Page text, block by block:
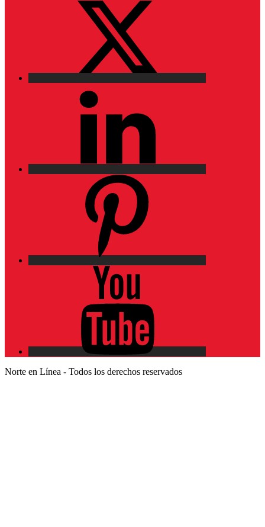
Norte en Línea - Todos los derechos reservados